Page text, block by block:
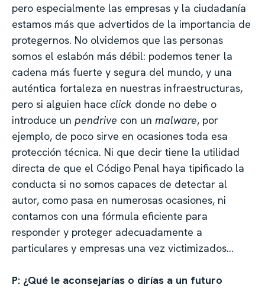
pero especialmente las empresas y la ciudadanía
estamos más que advertidos de la importancia de
protegernos. No olvidemos que las personas
somos el eslabón más débil: podemos tener la
cadena más fuerte y segura del mundo, y una
auténtica fortaleza en nuestras infraestructuras,
pero si alguien hace click donde no debe o
introduce un pendrive con un malware, por
ejemplo, de poco sirve en ocasiones toda esa
protección técnica. Ni que decir tiene la utilidad
directa de que el Código Penal haya tipificado la
conducta si no somos capaces de detectar al
autor, como pasa en numerosas ocasiones, ni
contamos con una fórmula eficiente para
responder y proteger adecuadamente a
particulares y empresas una vez victimizados…
P: ¿Qué le aconsejarías o dirías a un futuro